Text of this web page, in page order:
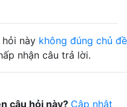
hỏi này không đúng chủ đề
nhận câu trả lời.
câu hỏi này? Cập nhật